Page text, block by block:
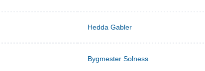
Hedda Gabler
Bygmester Solness